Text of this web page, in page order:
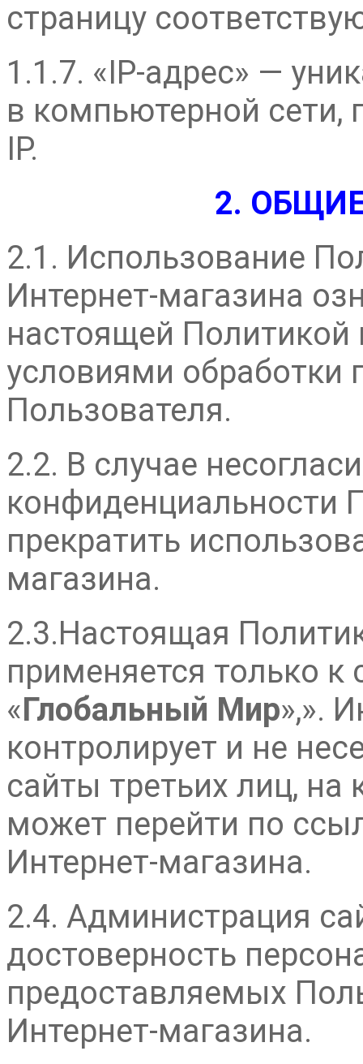
страницу
1.1.7. «IP-адрес» —
в компьютерной сети,
IP.
2.
2.1. Использование
Интернет-магазина
настоящей
условиями обработки
Пользователя.
2.2. В случае
конфиденциальности
прекратить
магазина.
2.3.Настоящая
применяется только к
«Глобальный Мир»,».
контролирует и не
сайты третьих лиц, на
может перейти по
Интернет-магазина.
2.4. Администрация
достоверность
предоставляемых
Интернет-магазина.